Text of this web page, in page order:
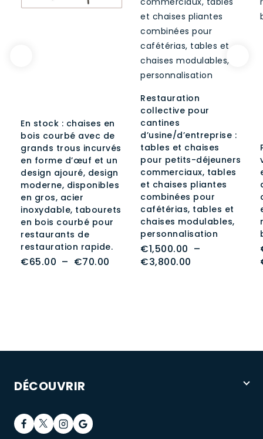
En stock : chaises en
bois courbé avec de
grands trous incurvés
en forme d’œuf et un
design ajouré, design
moderne, disponibles
en gros, acier
inoxydable, tabourets
en bois courbé pour
restaurants de
restauration rapide.
€65.00 – €70.00
Restauration
collective pour
cantines
d’usine/d’entreprise :
tables et chaises
pour petits-déjeuners
commerciaux, tables
et chaises pliantes
combinées pour
cafétérias, tables et
chaises modulables,
personnalisation
€1,500.00 –
€3,800.00
DÉCOUVRIR